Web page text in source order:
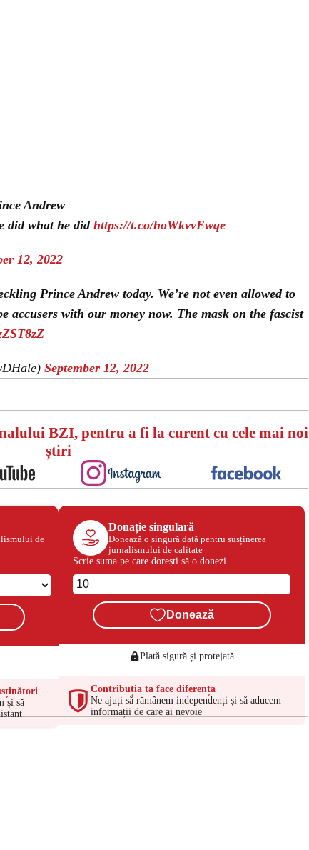
Andrew
did what he didhttps://t.co/hoWkvvEwqe
12, 2022
Prince Andrew today. We’re not even allowed to
accusers with our money now. The mask on the fascist
September 12, 2022
BZI, pentru a fi la curent cu cele mai noi
știri
de
și să
Donație singulară
Donează o singură dată pentru susținerea
jurnalismului de calitate
Scrie suma pe care dorești să o donezi
Donează
Plată sigură și protejată
Contribuția ta face diferența
Ne ajuți să rămânem independenți și să aducem
informații de care ai nevoie